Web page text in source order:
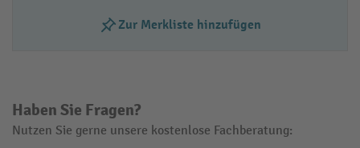
Zur Merkliste hinzufügen
Haben Sie Fragen?
Nutzen Sie gerne unsere kostenlose Fachberatung: